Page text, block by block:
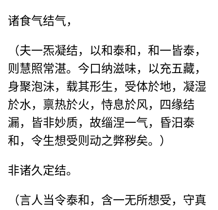
诸食气结气，
（夫一炁凝结，以和泰和，和一皆泰，
则慧照常湛。今口纳滋味，以充五藏，
身聚泡沬，载其形生，受体於地，凝湿
於水，禀热於火，恃息於风，四缘结
漏，皆非妙质，故缁涅一气，昏汨泰
和，令生想受则动之弊秽矣。）
非诸久定结。
（言人当令泰和，含一无所想受，守真